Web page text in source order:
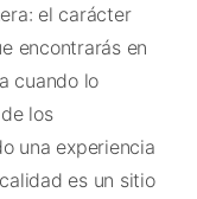
el carácter
encontrarás en
cuando lo
los
una experiencia
es un sitio